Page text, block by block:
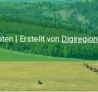
| Erstellt vonDigiregion